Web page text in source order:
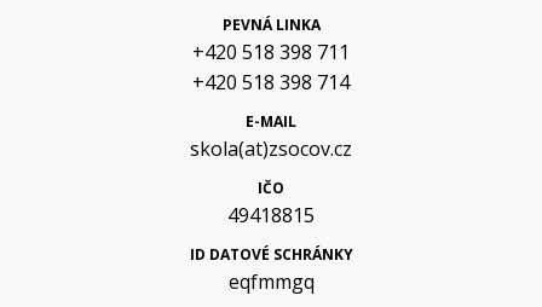
PEVNÁ LINKA
+420 518 398 711
+420 518 398 714
E-MAIL
skola(at)zsocov.cz
IČO
49418815
ID DATOVÉ SCHRÁNKY
eqfmmgq